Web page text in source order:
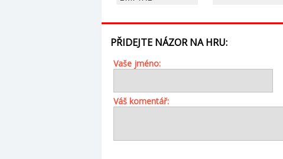
PŘIDEJTE NÁZOR NA HRU:
Vaše jméno:
Váš komentář: